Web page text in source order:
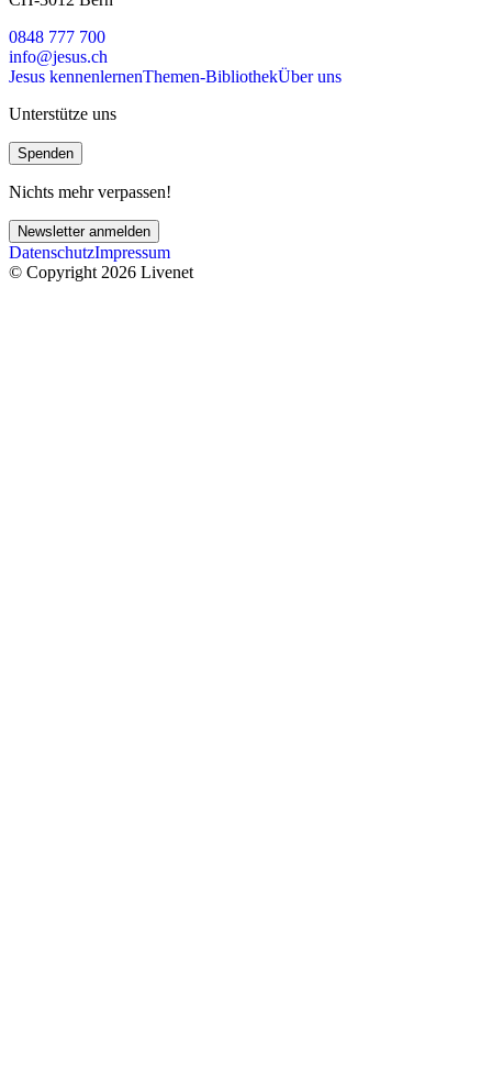
0848 777 700
info@jesus.ch
Jesus kennenlernenThemen-BibliothekÜber uns
Unterstütze uns
Spenden
Nichts mehr verpassen!
Newsletter anmelden
DatenschutzImpressum
© Copyright 2026 Livenet